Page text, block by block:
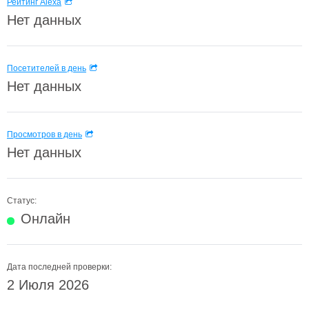
Рейтинг Alexa
Нет данных
Посетителей в день
Нет данных
Просмотров в день
Нет данных
Статус:
Онлайн
Дата последней проверки:
2 Июля 2026